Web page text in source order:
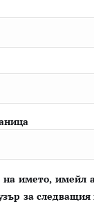
на името, имейл
за следващия